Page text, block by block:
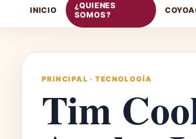
INICIO
¿QUIENES
SOMOS?
PRINCIPAL ·TECNOLOGÍA
Tim